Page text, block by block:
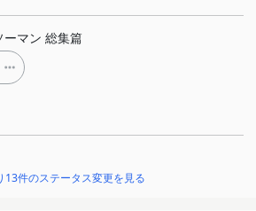
ーマン 総集篇
13件のステータス変更を見る